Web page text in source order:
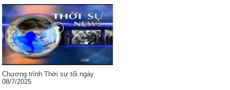
Chương trình Thời sự tối ngày
08/7/2025